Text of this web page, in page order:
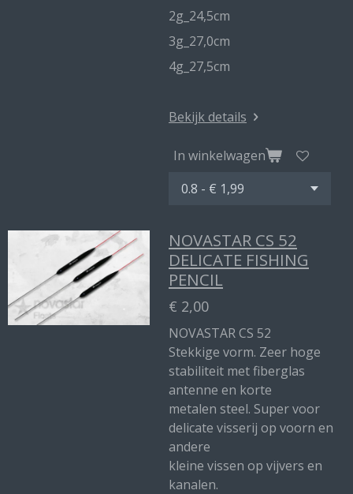
2g_24,5cm
3g_27,0cm
4g_27,5cm
Bekijk details
In winkelwagen
NOVASTAR CS 52
DELICATE FISHING
PENCIL
€ 2,00
NOVASTAR CS 52
Stekkige vorm. Zeer hoge
stabiliteit met fiberglas
antenne en korte
metalen steel. Super voor
delicate visserij op voorn en
andere
kleine vissen op vijvers en
kanalen.